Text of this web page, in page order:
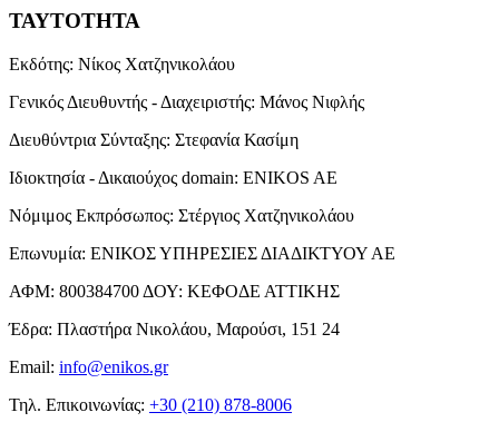
ΤΑΥΤΟΤΗΤΑ
Εκδότης: Νίκος Χατζηνικολάου
Γενικός Διευθυντής - Διαχειριστής: Μάνος Νιφλής
Διευθύντρια Σύνταξης: Στεφανία Κασίμη
Ιδιοκτησία - Δικαιούχος domain: ENIKOS AE
Νόμιμος Εκπρόσωπος: Στέργιος Χατζηνικολάου
Επωνυμία: ΕΝΙΚΟΣ ΥΠΗΡΕΣΙΕΣ ΔΙΑΔΙΚΤΥΟΥ ΑΕ
ΑΦΜ: 800384700 ΔΟΥ: ΚΕΦΟΔΕ ΑΤΤΙΚΗΣ
Έδρα: Πλαστήρα Νικολάου, Μαρούσι, 151 24
Email: info@enikos.gr
Τηλ. Επικοινωνίας: +30 (210) 878-8006